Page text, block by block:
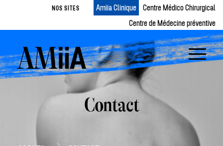
NOS SITES Amiia Clinique
Centre Médico Chirurgical
Centre de Médecine préventive
Contact